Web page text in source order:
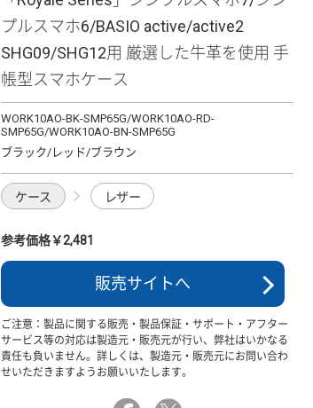
プルスマホ6/BASIO active/active2
SHG09/SHG12用 厳選した牛革を使用 手
帳型スマホケース
WORK10AO-BK-SMP65G/WORK10AO-RD-
SMP65G/WORK10AO-BN-SMP65G
ブラック/レッド/ブラウン
ケース レザー
参考価格￥2,481
販売サイトへ
ご注意：製品に関する販売・製品保証・サポート・アフター
サービス等の対応は製造元・販売元が行い、弊社はいかなる
責任も負いません。詳しくは、製造元・販売元にお問い合わ
せいただきますようお願いいたします。